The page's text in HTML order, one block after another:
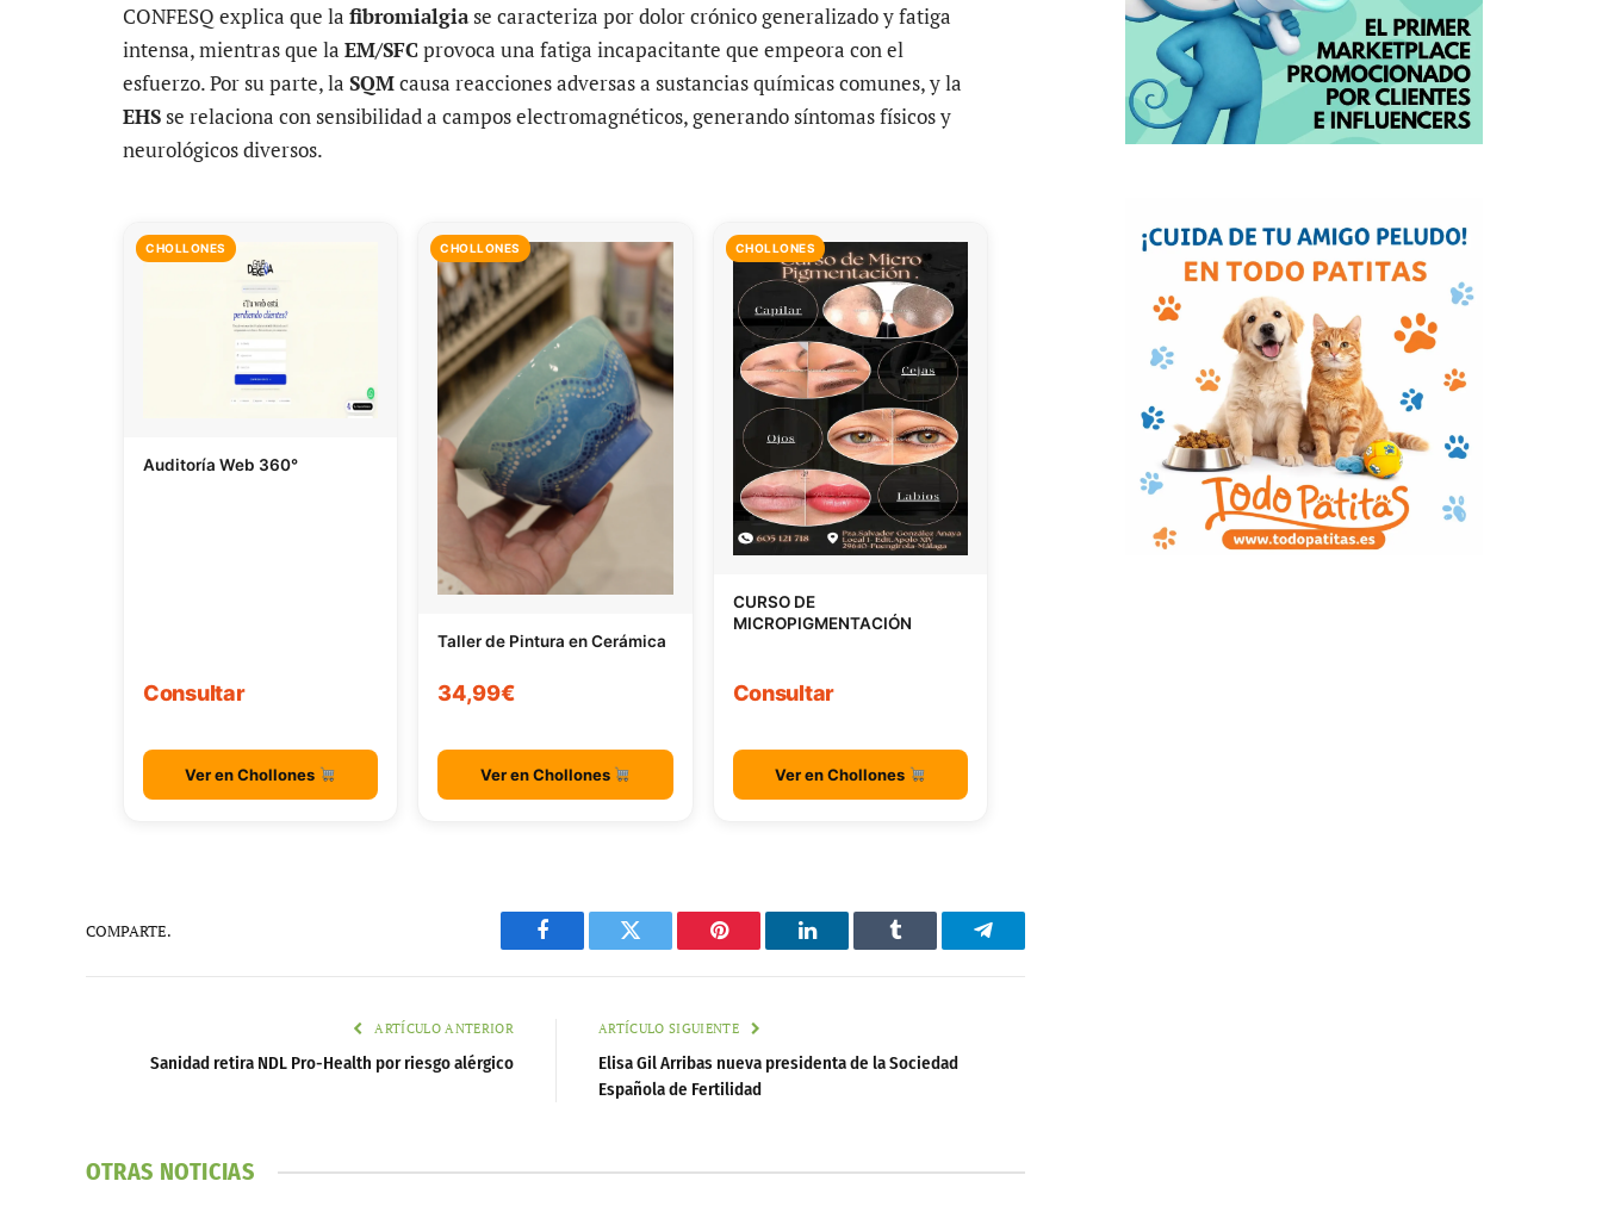
CONFESQ explica que la fibromialgiase caracteriza por dolor crónico generalizado y fatiga
intensa, mientras que la EM/SFCprovoca una fatiga incapacitante que empeora con el
esfuerzo. Por su parte, la SQMcausa reacciones adversas a sustancias químicas comunes, y la
EHSse relaciona con sensibilidad a campos electromagnéticos, generando síntomas físicos y
neurológicos diversos.
CHOLLONES
Auditoría Web 360°
Consultar
Ver en Chollones
CHOLLONES
Taller de Pintura en Cerámica
34,99€
Ver en Chollones
CHOLLONES
CURSO DE
MICROPIGMENTACIÓN
Consultar
Ver en Chollones
COMPARTE.
Facebook Twitter Pinterest LinkedIn Tumblr Telegram
ARTÍCULO ANTERIOR
Sanidad retira NDL Pro-Health por riesgo alérgico
ARTÍCULO SIGUIENTE
Elisa Gil Arribas nueva presidenta de la Sociedad
Española de Fertilidad
OTRAS NOTICIAS